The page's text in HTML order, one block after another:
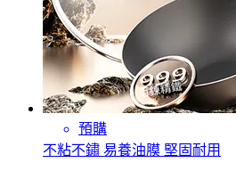
預購
不粘不鏽 易養油膜 堅固耐用